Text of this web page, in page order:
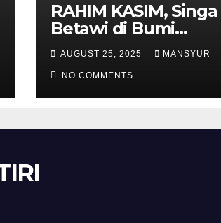
RAHIM KASIM, Singa
Betawi di Bumi
Andalas
AUGUST 25, 2025 MANSYUR
NO COMMENTS